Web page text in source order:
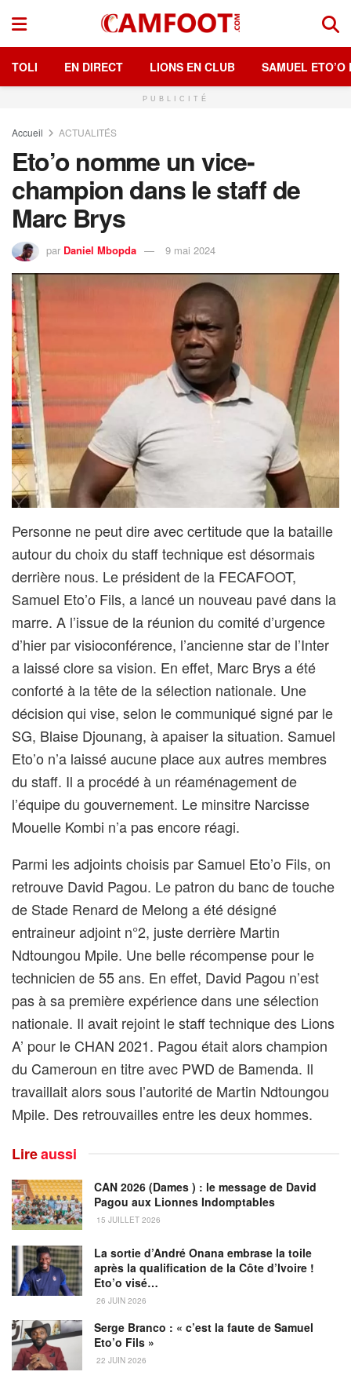
TOLI EN DIRECT LIONS EN CLUB SAMUEL ETO’O
PUBLICITÉ
Accueil ACTUALITÉS
Eto’o nomme un vice-
champion dans le staff de
Marc Brys
par Daniel Mbopda 9 mai 2024
Personne ne peut dire avec certitude que la bataille
autour du choix du staff technique est désormais
derrière nous. Le président de la FECAFOOT,
Samuel Eto’o Fils, a lancé un nouveau pavé dans la
marre. A l’issue de la réunion du comité d’urgence
d’hier par visioconférence, l’ancienne star de l’Inter
a laissé clore sa vision. En effet, Marc Brys a été
conforté à la tête de la sélection nationale. Une
décision qui vise, selon le communiqué signé par le
SG, Blaise Djounang, à apaiser la situation. Samuel
Eto’o n’a laissé aucune place aux autres membres
du staff. Il a procédé à un réaménagement de
l’équipe du gouvernement. Le minsitre Narcisse
Mouelle Kombi n’a pas encore réagi.
Parmi les adjoints choisis par Samuel Eto’o Fils, on
retrouve David Pagou. Le patron du banc de touche
de Stade Renard de Melong a été désigné
entraineur adjoint n°2, juste derrière Martin
Ndtoungou Mpile. Une belle récompense pour le
technicien de 55 ans. En effet, David Pagou n’est
pas à sa première expérience dans une sélection
nationale. Il avait rejoint le staff technique des Lions
A’ pour le CHAN 2021. Pagou était alors champion
du Cameroun en titre avec PWD de Bamenda. Il
travaillait alors sous l’autorité de Martin Ndtoungou
Mpile. Des retrouvailles entre les deux hommes.
Lireaussi
CAN 2026 (Dames ) : le message de David
Pagou aux Lionnes Indomptables
15 JUILLET 2026
La sortie d’André Onana embrase la toile
après la qualification de la Côte d’Ivoire !
Eto’o visé…
26 JUIN 2026
Serge Branco : « c’est la faute de Samuel
Eto’o Fils »
22 JUIN 2026